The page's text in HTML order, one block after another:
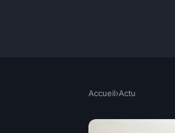
Accueil›Actu